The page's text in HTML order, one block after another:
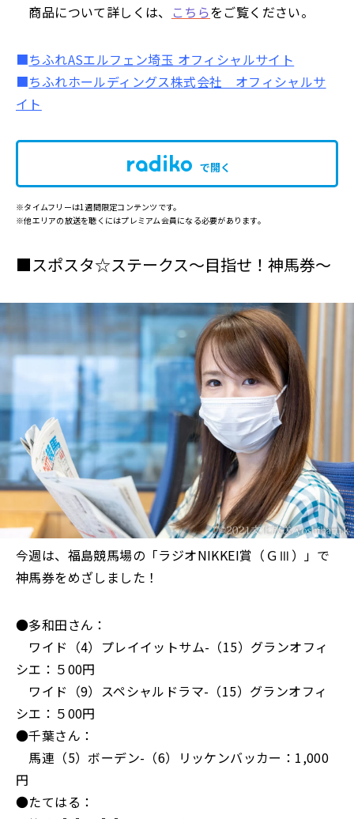
商品について詳しくは、 こちらをご覧ください。
■ちふれASエルフェン埼玉 オフィシャルサイト
■ちふれホールディングス株式会社 オフィシャルサ
イト
で開く
※タイムフリーは1週間限定コンテンツです。
※他エリアの放送を聴くにはプレミアム会員になる必要があります。
■スポスタ☆ステークス〜目指せ！神馬券〜
今週は、福島競馬場の「ラジオNIKKEI賞（ＧⅢ）」で
神馬券をめざしました！
●多和田さん：
ワイド（4）プレイイットサム-（15）グランオフィ
シエ：５00円
ワイド（9）スペシャルドラマ-（15）グランオフィ
シエ：５00円
●千葉さん：
馬連（5）ボーデン-（6）リッケンバッカー：1,000
円
●たてはる：